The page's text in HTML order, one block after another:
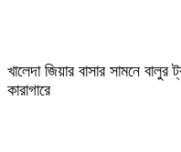
খালেদা জিয়ার বাসার সামনে
কারাগারে